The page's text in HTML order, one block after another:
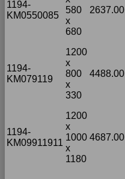
1194-
KM0550085
580
x
680
2637.00
1194-
KM079119
1200
x
800
x
330
4488.00
1194-
KM09911911
1200
x
1000
x
1180
4687.00